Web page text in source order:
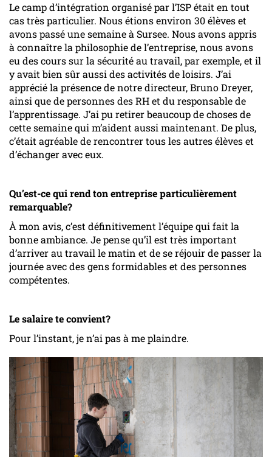
Le camp d’intégration organisé par l’ISP était en tout
cas très particulier. Nous étions environ 30 élèves et
avons passé une semaine à Sursee. Nous avons appris
à connaître la philosophie de l’entreprise, nous avons
eu des cours sur la sécurité au travail, par exemple, et il
y avait bien sûr aussi des activités de loisirs. J’ai
apprécié la présence de notre directeur, Bruno Dreyer,
ainsi que de personnes des RH et du responsable de
l’apprentissage. J’ai pu retirer beaucoup de choses de
cette semaine qui m’aident aussi maintenant. De plus,
c’était agréable de rencontrer tous les autres élèves et
d’échanger avec eux.
Qu’est-ce qui rend ton entreprise particulièrement
remarquable?
À mon avis, c’est définitivement l’équipe qui fait la
bonne ambiance. Je pense qu’il est très important
d’arriver au travail le matin et de se réjouir de passer la
journée avec des gens formidables et des personnes
compétentes.
Le salaire te convient?
Pour l’instant, je n’ai pas à me plaindre.